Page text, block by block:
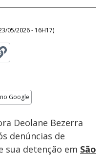
05/2026 - 16H17)
Google
Deolane Bezerra
denúncias de
sua detenção em São